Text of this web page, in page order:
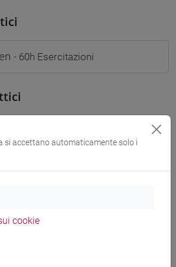
- 60h Esercitazioni
CULTURALE,
ETNOLINGUISTICA - Laurea
dell'asia
si accettano automaticamente solo i
cookie